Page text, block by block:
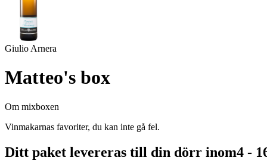
Giulio Arnera
Matteo's box
Om mixboxen
Vinmakarnas favoriter, du kan inte gå fel.
Ditt paket levereras till din dörr inom4 -